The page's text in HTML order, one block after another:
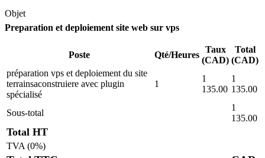
Objet
Preparation et deploiement site web sur vps
Poste Qté/Heures
Taux
(CAD)
Total
(CAD)
préparation vps et deploiement du site
terrainsaconstruiere avec plugin
spécialisé
1
1
135.00
1
135.00
Sous-total
1
135.00
Total HT
TVA (0%)